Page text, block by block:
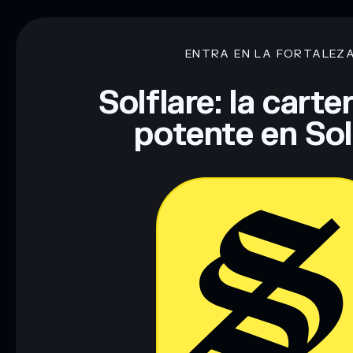
ENTRA EN LA FORTALEZA
Solflare: la
potente en